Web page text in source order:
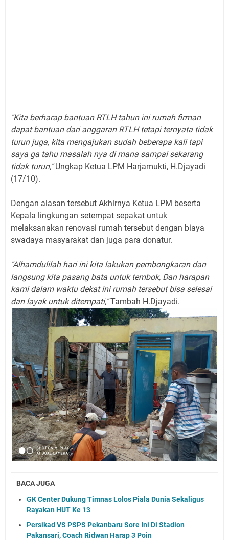
"Kita berharap bantuan RTLH tahun ini rumah firman
dapat bantuan dari anggaran RTLH tetapi ternyata tidak
turun juga, kita mengajukan sudah beberapa kali tapi
saya ga tahu masalah nya di mana sampai sekarang
tidak turun,"Ungkap Ketua LPM Harjamukti, H.Djayadi
(17/10).
Dengan alasan tersebut Akhirnya Ketua LPM beserta
Kepala lingkungan setempat sepakat untuk
melaksanakan renovasi rumah tersebut dengan biaya
swadaya masyarakat dan juga para donatur.
"Alhamdulilah hari ini kita lakukan pembongkaran dan
langsung kita pasang bata untuk tembok, Dan harapan
kami dalam waktu dekat ini rumah tersebut bisa selesai
dan layak untuk ditempati,"Tambah H.Djayadi.
BACA JUGA
GK Center Dukung Timnas Lolos Piala Dunia Sekaligus
Rayakan HUT Ke 13
Persikad VS PSPS Pekanbaru Sore Ini Di Stadion
Pakansari, Coach Ridwan Harap 3 Poin